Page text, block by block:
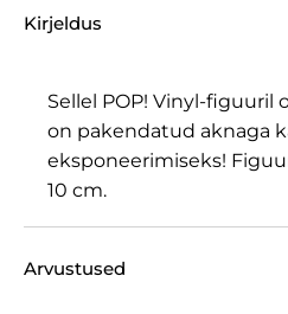
Kirjeldus
Sellel POP! Vinyl-figuuril
on pakendatud aknaga
eksponeerimiseks!
10 cm.
Arvustused